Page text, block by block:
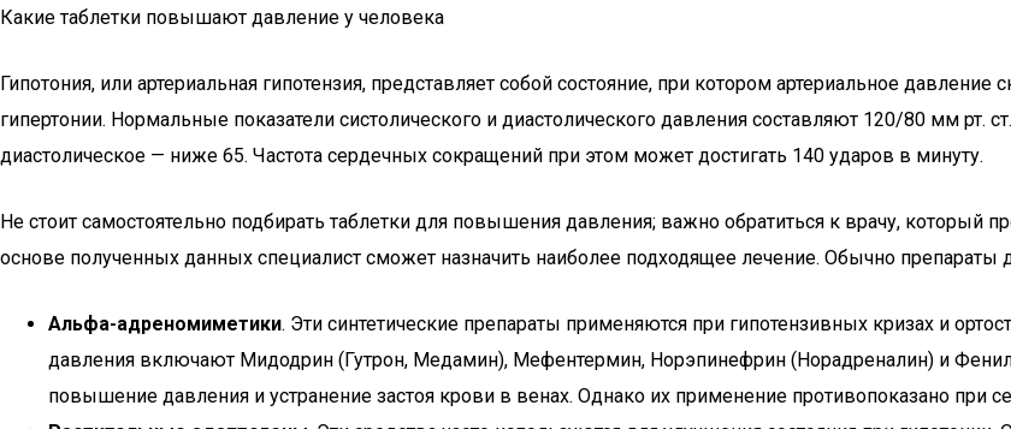
Какие таблетки повышают давление у человека
Гипотония, или артериальная гипотензия, представляет собой состояние, при котором артериальное
гипертонии. Нормальные показатели систолического и диастолического давления составляют 120/80 мм рт.
диастолическое — ниже 65. Частота сердечных сокращений при этом может достигать 140 ударов в минуту.
Не стоит самостоятельно подбирать таблетки для повышения давления; важно обратиться к врачу,
основе полученных данных специалист сможет назначить наиболее подходящее лечение. Обычно препараты
Альфа-адреномиметики. Эти синтетические препараты применяются при гипотензивных кризах и
давления включают Мидодрин (Гутрон, Медамин), Мефентермин, Норэпинефрин (Норадреналин) и
повышение давления и устранение застоя крови в венах. Однако их применение противопоказано при